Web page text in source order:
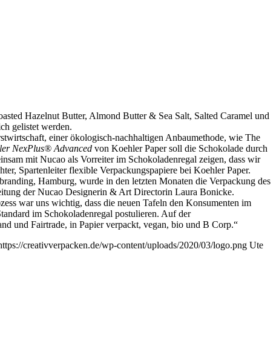
Hazelnut Butter, Almond Butter & Sea Salt, Salted Caramel und
gelistet werden.
einer ökologisch-nachhaltigen Anbaumethode, wie The
NexPlus® Advanced von Koehler Paper soll die Schokolade durch
mit Nucao als Vorreiter im Schokoladenregal zeigen, dass wir
Spartenleiter flexible Verpackungspapiere bei Koehler Paper.
Hamburg, wurde in den letzten Monaten die Verpackung des
der Nucao Designerin & Art Directorin Laura Bonicke.
war uns wichtig, dass die neuen Tafeln den Konsumenten im
im Schokoladenregal postulieren. Auf der
und Fairtrade, in Papier verpackt, vegan, bio und B Corp.“
creativverpacken.de/wp-content/uploads/2020/03/logo.png Ute